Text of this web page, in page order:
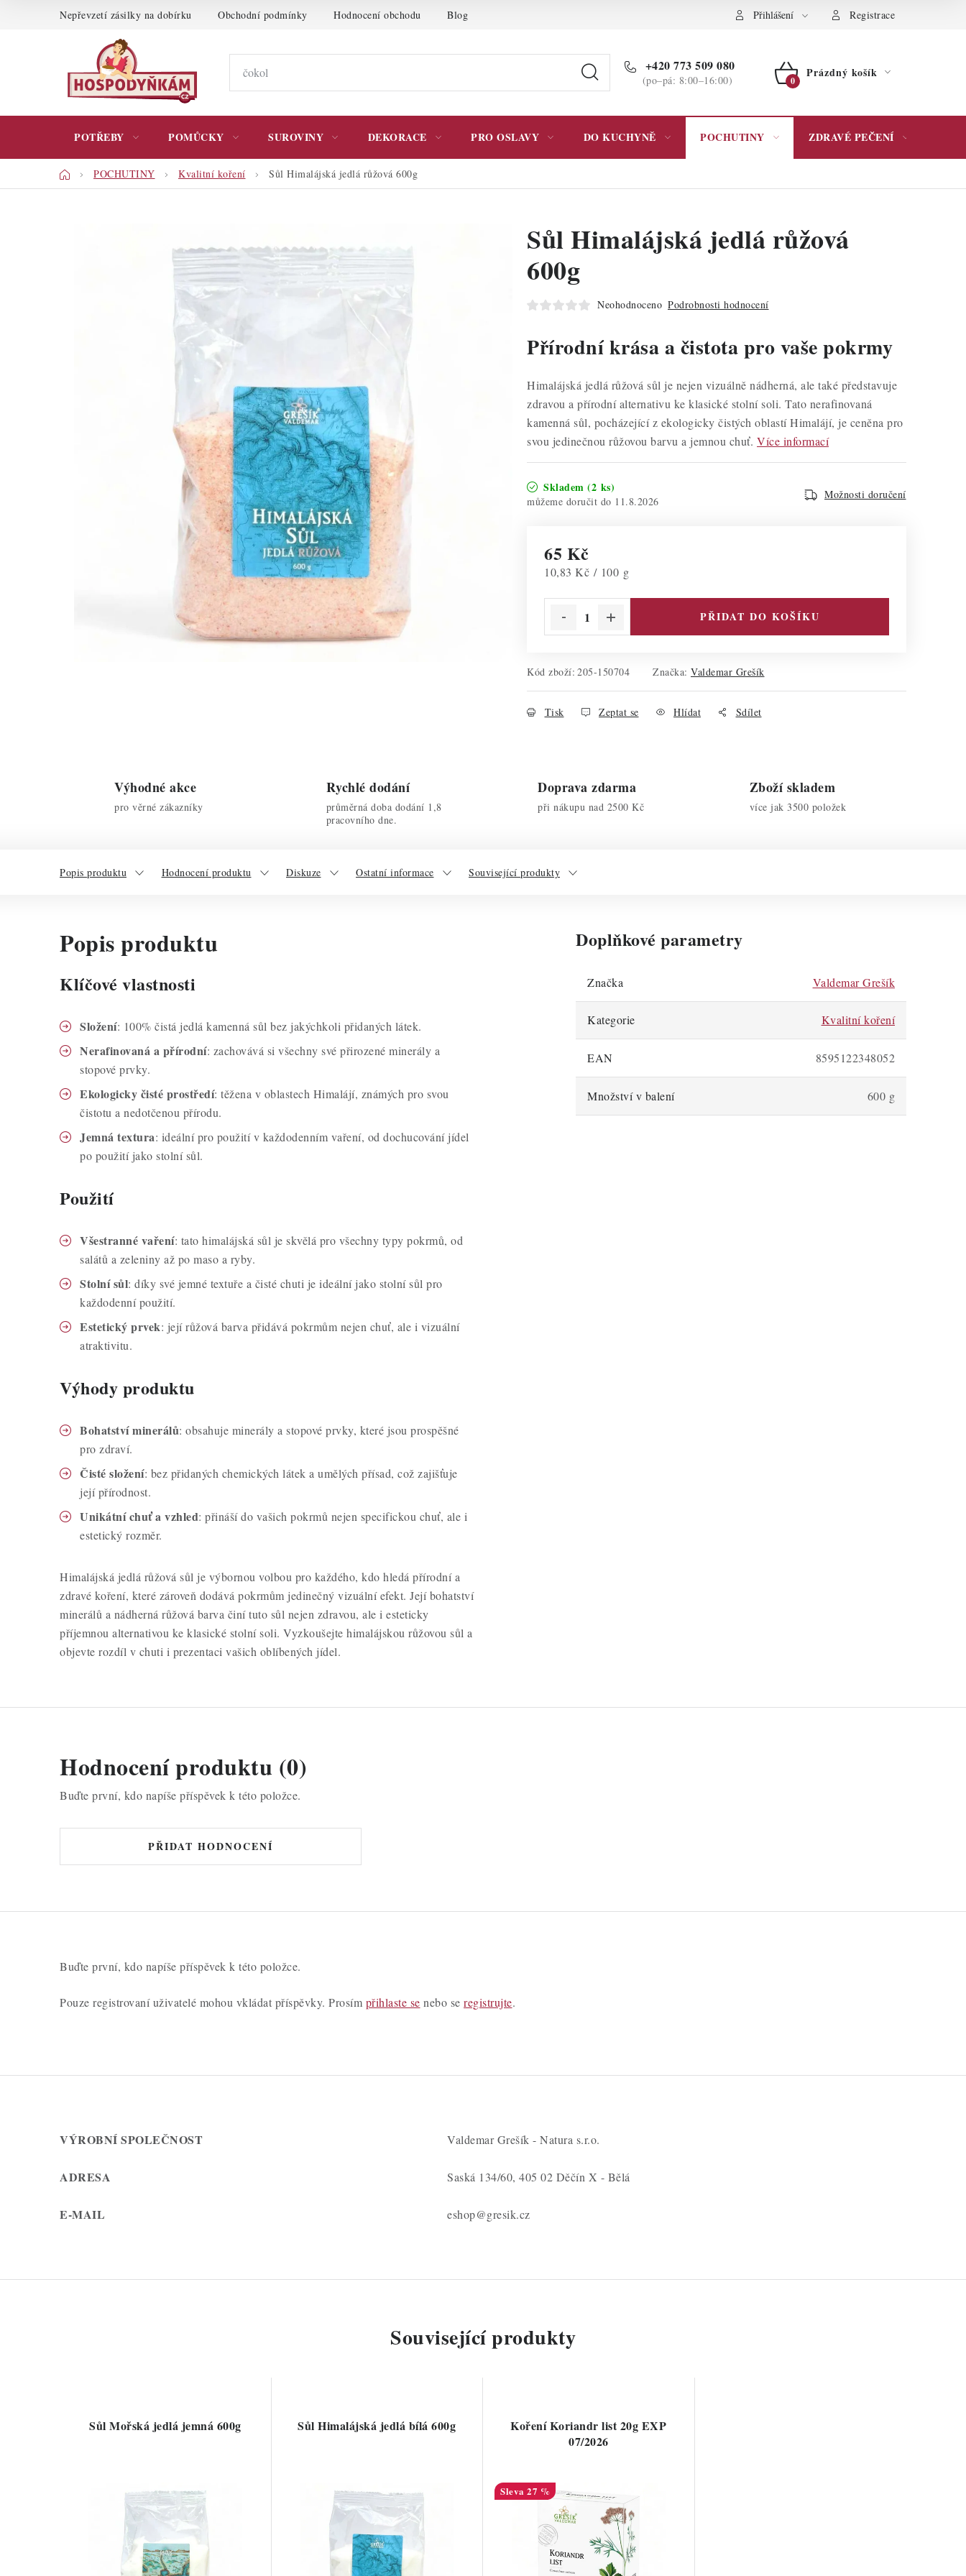
Nepřevzetí zásilky na dobírku Obchodní podmínky Hodnocení obchodu Blog Podmínky ochrany osobních údajů Přihlášení Registrace
+420 773 509 080
(po–pá: 8:00–16:00)
NÁKUPNÍ
Prázdný košík
POTŘEBY POMŮCKY SUROVINY DEKORACE PRO OSLAVY DO KUCHYNĚ POCHUTINY ZDRAVÉ PEČENÍ
DomůPOCHUTINY Kvalitní koření Sůl Himalájská jedlá růžová 600g
Sůl Himalájská jedlá růžová
600g
Neohodnoceno Podrobnosti hodnocení
Přírodní krása a čistota pro vaše pokrmy
Himalájská jedlá růžová sůl je nejen vizuálně nádherná, ale také představuje
zdravou a přírodní alternativu ke klasické stolní soli. Tato nerafinovaná
kamenná sůl, pocházející z ekologicky čistých oblastí Himalájí, je ceněna pro
svou jedinečnou růžovou barvu a jemnou chuť. Více informací
Skladem (2 ks)
11.8.2026
Možnosti doručení
65 Kč
Měrná cena:
10,83 Kč / 100 g
PŘIDAT DO KOŠÍKU
Kód zboží: 205-150704 Značka: Valdemar Grešík
Tisk Zeptat se Hlídat Sdílet
Výhodné akce
pro věrné zákazníky
Rychlé dodání
průměrná doba dodání 1,8
pracovního dne.
Doprava zdarma
při nákupu nad 2500 Kč
Zboží skladem
více jak 3500 položek
Popis produktu Hodnocení produktu Diskuze Ostatní informace Související produkty
Popis produktu
Klíčové vlastnosti
Složení: 100% čistá jedlá kamenná sůl bez jakýchkoli přidaných látek.
Nerafinovaná a přírodní: zachovává si všechny své přirozené minerály a
stopové prvky.
Ekologicky čisté prostředí: těžena v oblastech Himalájí, známých pro svou
čistotu a nedotčenou přírodu.
Jemná textura: ideální pro použití v každodenním vaření, od dochucování jídel
po použití jako stolní sůl.
Použití
Všestranné vaření: tato himalájská sůl je skvělá pro všechny typy pokrmů, od
salátů a zeleniny až po maso a ryby.
Stolní sůl: díky své jemné textuře a čisté chuti je ideální jako stolní sůl pro
každodenní použití.
Estetický prvek: její růžová barva přidává pokrmům nejen chuť, ale i vizuální
atraktivitu.
Výhody produktu
Bohatství minerálů: obsahuje minerály a stopové prvky, které jsou prospěšné
pro zdraví.
Čisté složení: bez přidaných chemických látek a umělých přísad, což zajišťuje
její přírodnost.
Unikátní chuť a vzhled: přináší do vašich pokrmů nejen specifickou chuť, ale i
estetický rozměr.
Himalájská jedlá růžová sůl je výbornou volbou pro každého, kdo hledá přírodní a
zdravé koření, které zároveň dodává pokrmům jedinečný vizuální efekt. Její bohatství
minerálů a nádherná růžová barva činí tuto sůl nejen zdravou, ale i esteticky
příjemnou alternativou ke klasické stolní soli. Vyzkoušejte himalájskou růžovou sůl a
objevte rozdíl v chuti i prezentaci vašich oblíbených jídel.
Doplňkové parametry
Značka Valdemar Grešík
Kategorie Kvalitní koření
EAN 8595122348052
Množství v balení 600 g
Hodnocení produktu (0)
Buďte první, kdo napíše příspěvek k této položce.
PŘIDAT HODNOCENÍ
Buďte první, kdo napíše příspěvek k této položce.
Pouze registrovaní uživatelé mohou vkládat příspěvky. Prosím přihlaste se nebo se registrujte.
VÝROBNÍ SPOLEČNOST Valdemar Grešík - Natura s.r.o.
ADRESA Saská 134/60, 405 02 Děčín X - Bělá
E-MAIL eshop@gresik.cz
Související produkty
Sůl Mořská jedlá jemná 600g Sůl Himalájská jedlá bílá 600g
Koření Koriandr list 20g EXP
07/2026
27 %